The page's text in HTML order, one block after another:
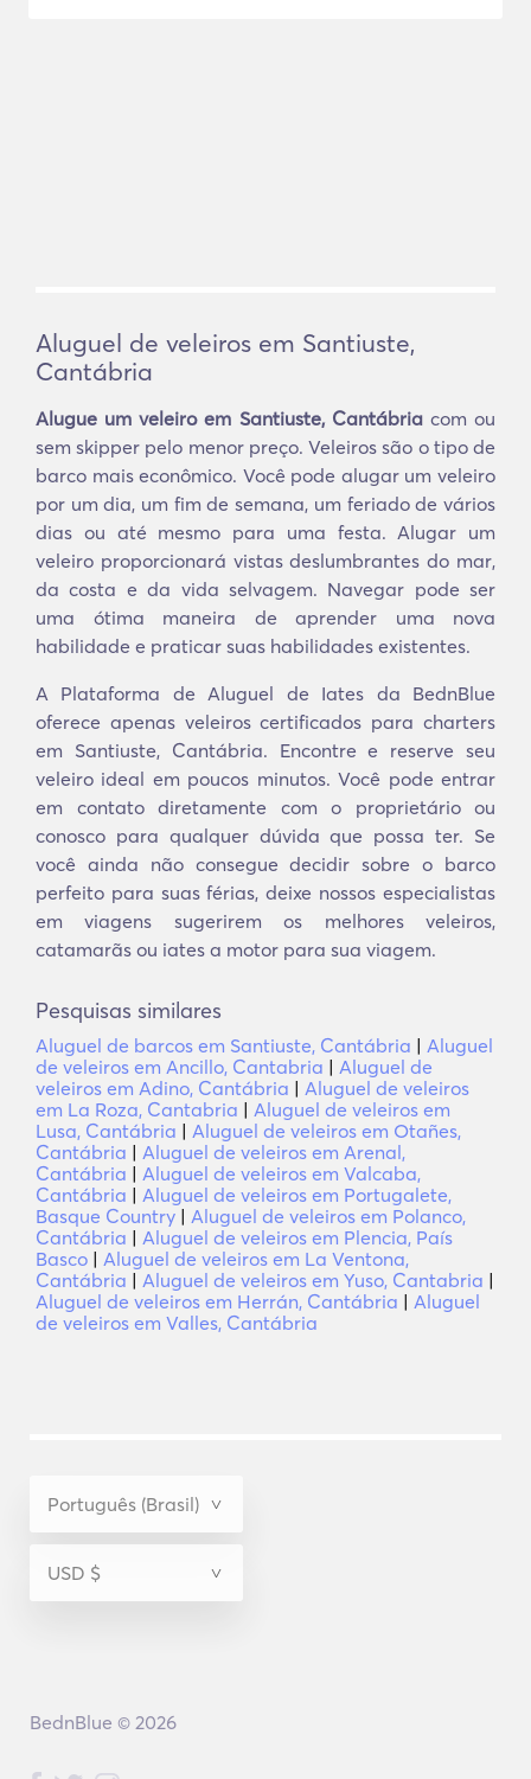
Aluguel de veleiros em Santiuste,
Cantábria
Alugue um veleiro em Santiuste, Cantábriacom ou
sem skipper pelo menor preço. Veleiros são o tipo de
barco mais econômico. Você pode alugar um veleiro
por um dia, um fim de semana, um feriado de vários
dias ou até mesmo para uma festa. Alugar um
veleiro proporcionará vistas deslumbrantes do mar,
da costa e da vida selvagem. Navegar pode ser
uma ótima maneira de aprender uma nova
habilidade e praticar suas habilidades existentes.
A Plataforma de Aluguel de Iates da BednBlue
oferece apenas veleiros certificados para charters
em Santiuste, Cantábria. Encontre e reserve seu
veleiro ideal em poucos minutos. Você pode entrar
em contato diretamente com o proprietário ou
conosco para qualquer dúvida que possa ter. Se
você ainda não consegue decidir sobre o barco
perfeito para suas férias, deixe nossos especialistas
em viagens sugerirem os melhores veleiros,
catamarãs ou iates a motor para sua viagem.
Pesquisas similares
Aluguel de barcos em Santiuste, Cantábria | Aluguel
de veleiros em Ancillo, Cantabria | Aluguel de
veleiros em Adino, Cantábria | Aluguel de veleiros
em La Roza, Cantabria | Aluguel de veleiros em
Lusa, Cantábria | Aluguel de veleiros em Otañes,
Cantábria | Aluguel de veleiros em Arenal,
Cantábria | Aluguel de veleiros em Valcaba,
Cantábria | Aluguel de veleiros em Portugalete,
Basque Country | Aluguel de veleiros em Polanco,
Cantábria | Aluguel de veleiros em Plencia, País
Basco | Aluguel de veleiros em La Ventona,
Cantábria | Aluguel de veleiros em Yuso, Cantabria |
Aluguel de veleiros em Herrán, Cantábria | Aluguel
de veleiros em Valles, Cantábria
BednBlue © 2026